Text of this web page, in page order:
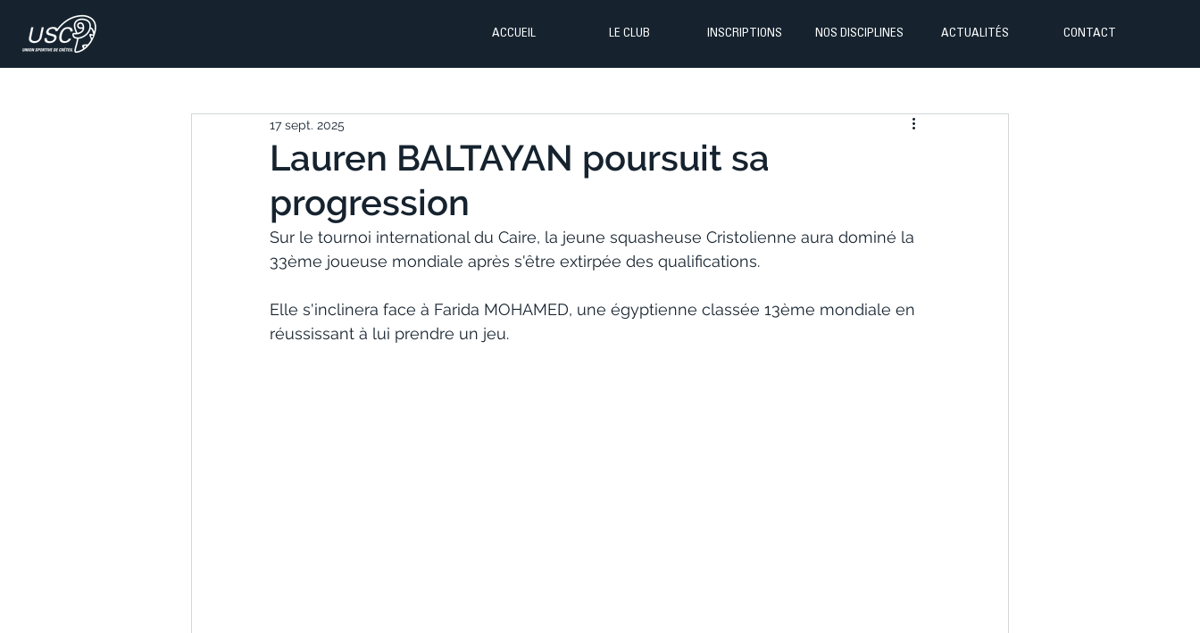
ACCUEIL LE CLUB INSCRIPTIONS NOS DISCIPLINES ACTUALITÉS CONTACT
Lauren BALTAYAN poursuit sa
progression
17 sept. 2025
Sur le tournoi international du Caire, la jeune squasheuse Cristolienne aura dominé la
33ème joueuse mondiale après s'être extirpée des qualifications.
Elle s'inclinera face à Farida MOHAMED, une égyptienne classée 13ème mondiale en
réussissant à lui prendre un jeu.